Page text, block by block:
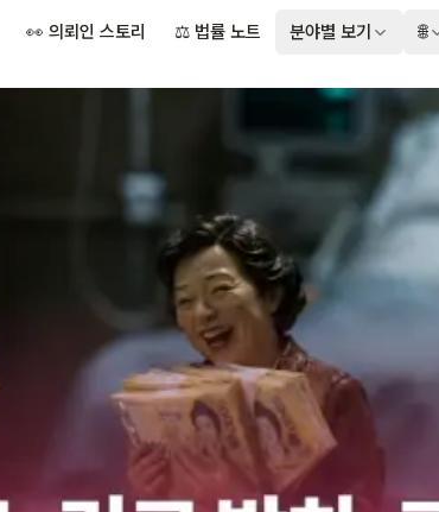
👀 의뢰인 스토리 ⚖️ 법률 노트 분야별 보기 🌐